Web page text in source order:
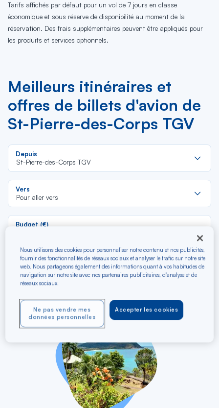
Tarifs affichés par défaut pour un vol de 7 jours en classe
économique et sous réserve de disponibilité au moment de la
réservation. Des frais supplémentaires peuvent être appliqués pour
les produits et services optionnels.
Meilleurs itinéraires et
offres de billets d'avion de
St-Pierre-des-Corps TGV
Depuis
St-Pierre-des-Corps TGV
Vers
Pour aller vers
Budget (€)
Type de trajet
Aller-Retour Aller simple
Filtrer
Nous utilisons des cookies pour personnaliser notre contenu et nos publicités,
fournir des fonctionnalités de réseaux sociaux et analyser le trafic sur notre site
web. Nous partageons également des informations quant à vos habitudes de
navigation sur notre site avec nos partenaires publicitaires, d'analyse et de
réseaux sociaux.
Accepter les cookies
Ne pas vendre mes
données personnelles